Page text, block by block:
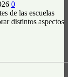
0
de las escuelas
distintos aspectos